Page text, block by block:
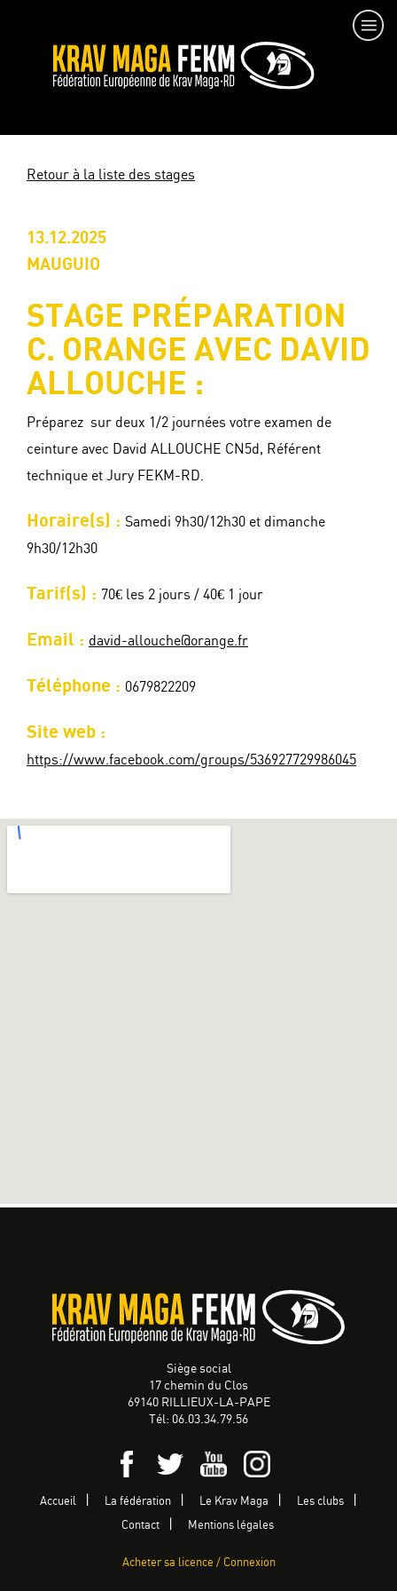
Retour à la liste des stages
13.12.2025
MAUGUIO
STAGE PRÉPARATION
C. ORANGE AVEC DAVID
ALLOUCHE :
Préparez sur deux 1/2 journées votre examen de
ceinture avec David ALLOUCHE CN5d, Référent
technique et Jury FEKM-RD.
Horaire(s) : Samedi 9h30/12h30 et dimanche
9h30/12h30
Tarif(s) : 70€ les 2 jours / 40€ 1 jour
Email : david-allouche@orange.fr
Téléphone : 0679822209
Site web :
https://www.facebook.com/groups/536927729986045
Siège social
17 chemin du Clos
69140 RILLIEUX-LA-PAPE
Tél: 06.03.34.79.56
Accueil La fédération Le Krav Maga Les clubs
Contact Mentions légales
Acheter sa licence / Connexion